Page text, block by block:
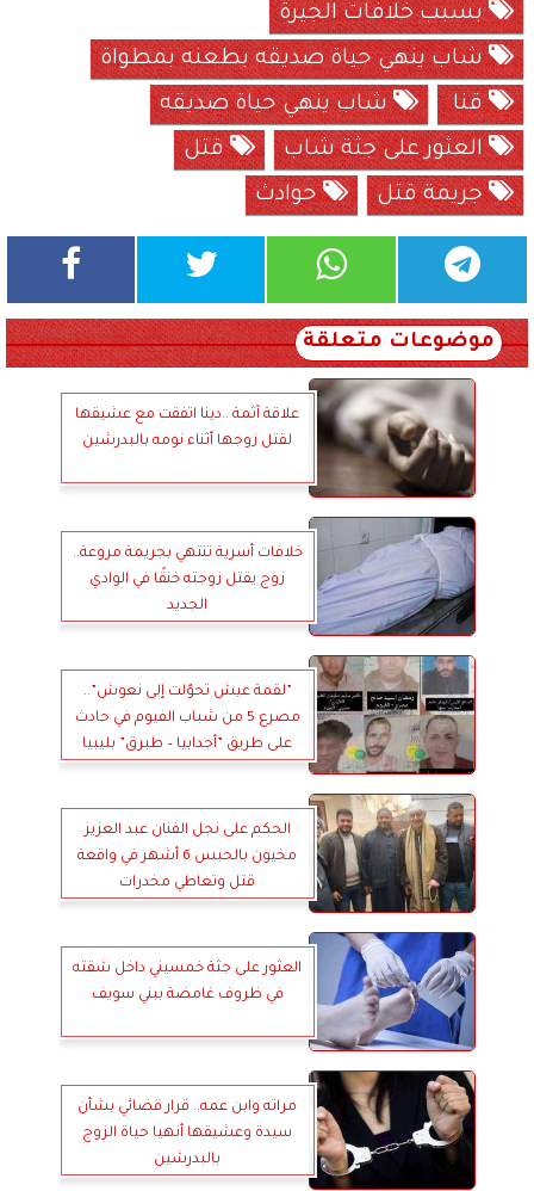
بسبب خلافات الجيرة
شاب ينهي حياة صديقه بطعنه بمطواة
قنا
شاب ينهي حياة صديقه
العثور على جثة شاب
قتل
جريمة قتل
حوادث
موضوعات متعلقة
علاقة آثمة ..دينا اتفقت مع عشيقها
لقتل زوجها أثناء نومه بالبدرشين
خلافات أسرية تنتهي بجريمة مروعة..
زوج يقتل زوجته خنقًا في الوادي
الجديد
”لقمة عيش تحوّلت إلى نعوش”..
مصرع 5 من شباب الفيوم في حادث
على طريق ”أجدابيا – طبرق” بليبيا
الحكم على نجل الفنان عبد العزيز
مخيون بالحبس 6 أشهر في واقعة
قتل وتعاطي مخدرات
العثور على جثة خمسيني داخل شقته
في ظروف غامضة ببني سويف
مراته وابن عمه.. قرار قضائي بشأن
سيدة وعشيقها أنهيا حياة الزوج
بالبدرشين